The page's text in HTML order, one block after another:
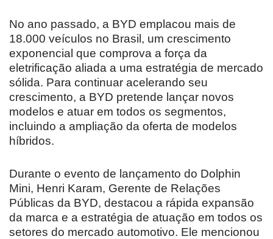
No ano passado, a BYD emplacou mais de
18.000 veículos no Brasil, um crescimento
exponencial que comprova a força da
eletrificação aliada a uma estratégia de mercado
sólida. Para continuar acelerando seu
crescimento, a BYD pretende lançar novos
modelos e atuar em todos os segmentos,
incluindo a ampliação da oferta de modelos
híbridos.
Durante o evento de lançamento do Dolphin
Mini, Henri Karam, Gerente de Relações
Públicas da BYD, destacou a rápida expansão
da marca e a estratégia de atuação em todos os
setores do mercado automotivo. Ele mencionou